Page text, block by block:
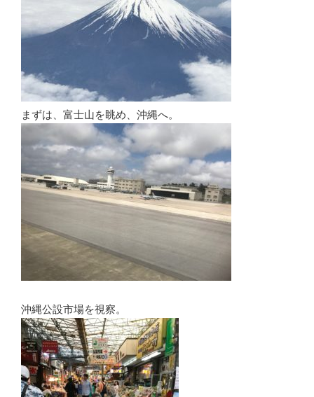
まずは、富士山を眺め、沖縄へ。
沖縄公設市場を視察。